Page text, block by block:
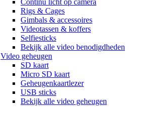
Continu licht op camera
Rigs & Cages
Gimbals & accessoires
Videotassen & koffers
Selfiesticks
Bekijk alle video benodigdheden
Video geheugen
SD kaart
Micro SD kaart
Geheugenkaartlezer
USB sticks
Bekijk alle video geheugen